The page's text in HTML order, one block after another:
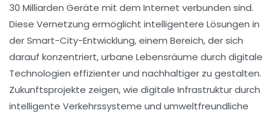
30 Milliarden Geräte mit dem Internet verbunden sind.
Diese Vernetzung ermöglicht intelligentere Lösungen in
derSmart-City-Entwicklung, einem Bereich, der sich
darauf konzentriert, urbane Lebensräume durch digitale
Technologien effizienter und nachhaltiger zu gestalten.
Zukunftsprojekte zeigen, wie digitale Infrastruktur durch
intelligente Verkehrssysteme und umweltfreundliche